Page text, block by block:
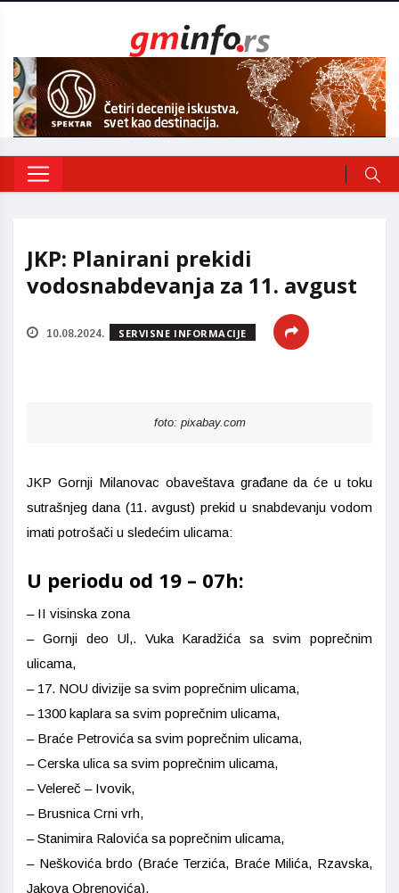
JKP: Planirani prekidi
vodosnabdevanja za 11. avgust
10.08.2024. SERVISNE INFORMACIJE
foto: pixabay.com
JKP Gornji Milanovac obaveštava građane da će u toku
sutrašnjeg dana (11. avgust) prekid u snabdevanju vodom
imati potrošači u sledećim ulicama:
U periodu od 19 – 07h:
– II visinska zona
– Gornji deo Ul,. Vuka Karadžića sa svim poprečnim
ulicama,
– 17. NOU divizije sa svim poprečnim ulicama,
– 1300 kaplara sa svim poprečnim ulicama,
– Braće Petrovića sa svim poprečnim ulicama,
– Cerska ulica sa svim poprečnim ulicama,
– Velereč – Ivovik,
– Brusnica Crni vrh,
– Stanimira Ralovića sa poprečnim ulicama,
– Neškovića brdo (Braće Terzića, Braće Milića, Rzavska,
Jakova Obrenovića),